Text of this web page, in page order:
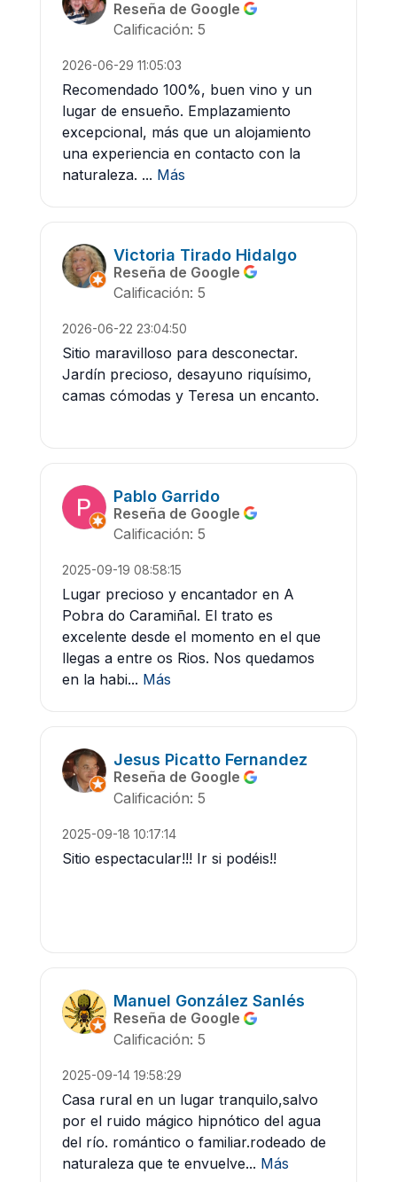
Reseña de Google
Calificación: 5
2026-06-29 11:05:03
Recomendado 100%, buen vino y un
lugar de ensueño. Emplazamiento
excepcional, más que un alojamiento
una experiencia en contacto con la
naturaleza. ... Más
Victoria Tirado Hidalgo
Reseña de Google
Calificación: 5
2026-06-22 23:04:50
Sitio maravilloso para desconectar.
Jardín precioso, desayuno riquísimo,
camas cómodas y Teresa un encanto.
Pablo Garrido
Reseña de Google
Calificación: 5
2025-09-19 08:58:15
Lugar precioso y encantador en A
Pobra do Caramiñal. El trato es
excelente desde el momento en el que
llegas a entre os Rios. Nos quedamos
en la habi... Más
Jesus Picatto Fernandez
Reseña de Google
Calificación: 5
2025-09-18 10:17:14
Sitio espectacular!!! Ir si podéis!!
Manuel González Sanlés
Reseña de Google
Calificación: 5
2025-09-14 19:58:29
Casa rural en un lugar tranquilo,salvo
por el ruido mágico hipnótico del agua
del río. romántico o familiar.rodeado de
naturaleza que te envuelve... Más